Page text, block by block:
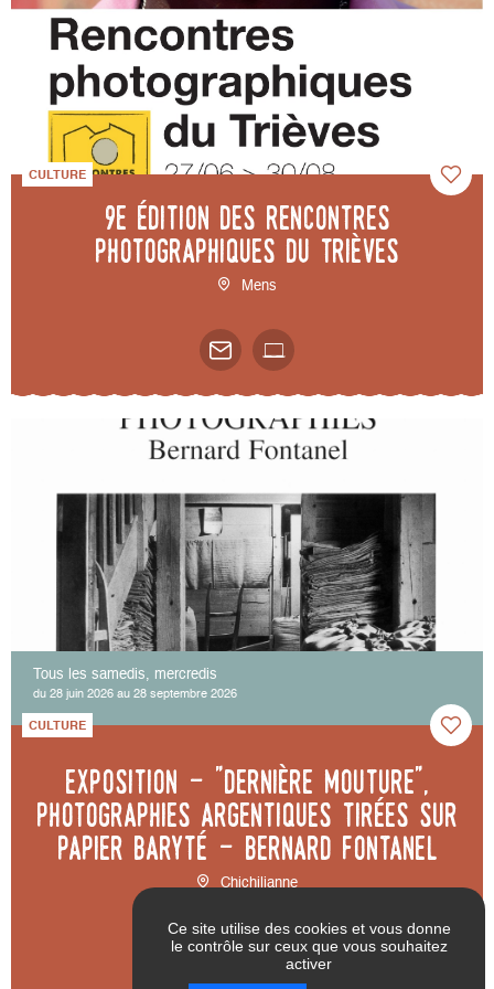
CULTURE
9e édition des Rencontres
photographiques du Trièves
Mens
Tous les samedis, mercredis
du 28 juin 2026 au 28 septembre 2026
CULTURE
Exposition - "Dernière mouture",
photographies argentiques tirées sur
papier baryté - Bernard Fontanel
Chichilianne
Ce site utilise des cookies et vous donne
le contrôle sur ceux que vous souhaitez
activer